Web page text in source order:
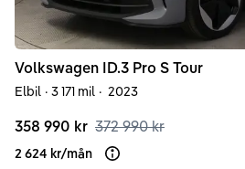
Volkswagen ID.3 Pro S Tour
Elbil · 3 171 mil · 2023
358 990 kr 372 990 kr
2 624 kr/mån Läs mer om finansiering